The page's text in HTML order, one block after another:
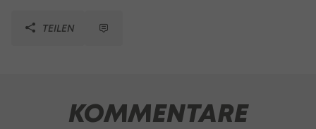
TEILEN
KOMMENTARE